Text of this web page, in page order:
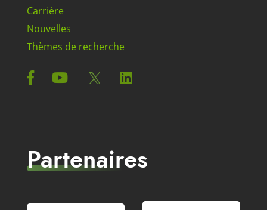
Carrière
Nouvelles
Thèmes de recherche
Partenaires